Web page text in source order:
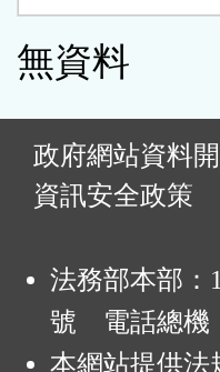
無資料
政府網站資料
資訊安全政策
法務部本部：
號 電話總機
本網站提供法